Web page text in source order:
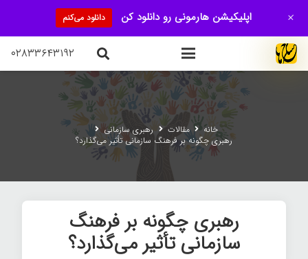
۰۲۸۳۳۶۴۳۱۹۲
خانه مقالات
رهبری سازمانی
رهبری چگونه بر فرهنگ سازمانی تأثیر می‌گذارد؟
رهبری چگونه بر فرهنگ
سازمانی تأثیر می‌گذارد؟
اپلیکیشن هارمونی رو دانلود کن دانلود می‌کنم +